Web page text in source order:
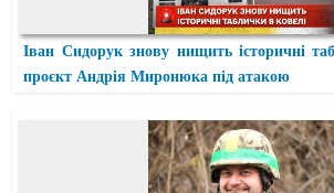
Іван Сидорук знову нищить історичні
проєкт Андрія Миронюка під атакою